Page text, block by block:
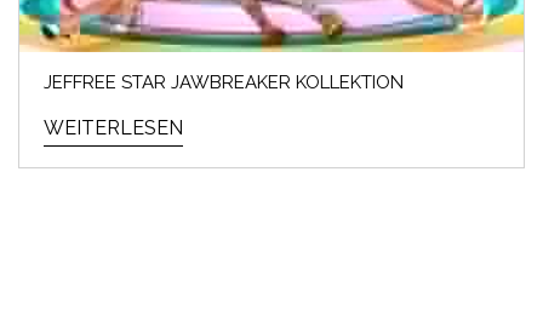
JEFFREE STAR JAWBREAKER KOLLEKTION
WEITERLESEN